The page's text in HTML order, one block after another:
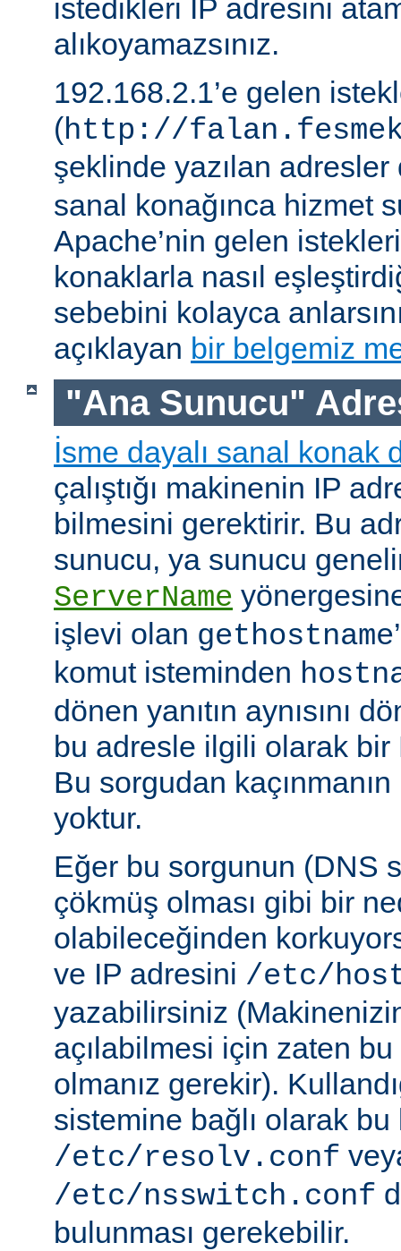
istedikleri IP adresini
alıkoyamazsınız.
192.168.2.1’e gelen
(http://
şeklinde yazılan
sanal konağınca hizmet
Apache’nin gelen
konaklarla nasıl
sebebini kolayca
açıklayan bir belgemiz
"Ana Sunucu"
İsme dayalı sanal konak
çalıştığı makinenin IP
bilmesini gerektirir. Bu
sunucu, ya sunucu
ServerName
işlevi olan gethostname
komut isteminden
dönen yanıtın aynısını
bu adresle ilgili olarak
Bu sorgudan
yoktur.
Eğer bu sorgunun (DNS
çökmüş olması gibi bir
olabileceğinden
ve IP adresini /etc/
yazabilirsiniz
açılabilmesi için zaten bu
olmanız gerekir).
sistemine bağlı olarak bu
/etc/resolv.conf
/etc/nsswitch.conf
bulunması gerekebilir.